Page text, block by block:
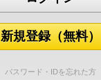
新規登録（無料）
パスワード・IDを忘れた方